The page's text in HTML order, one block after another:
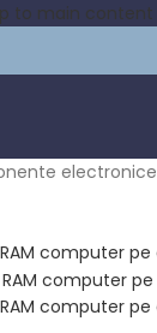
to main content
electronice